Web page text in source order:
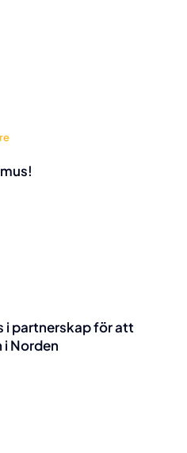
i partnerskap för att
Norden